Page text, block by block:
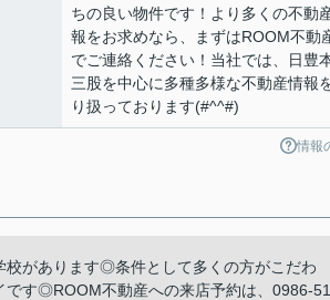
ちの良い物件です！より多くの不動
報をお求めなら、まずはROOM不動
でご連絡ください！当社では、日豊
三股を中心に多種多様な不動産情報
り扱っております(#^^#)
情報
があります◎条件として多くの方がこだわ
す◎ROOM不動産への来店予約は、0986-